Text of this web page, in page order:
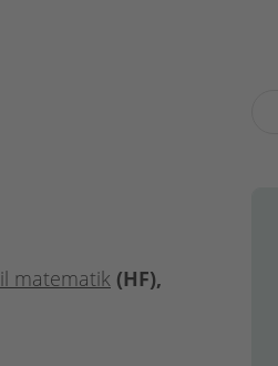
matematik (HF),